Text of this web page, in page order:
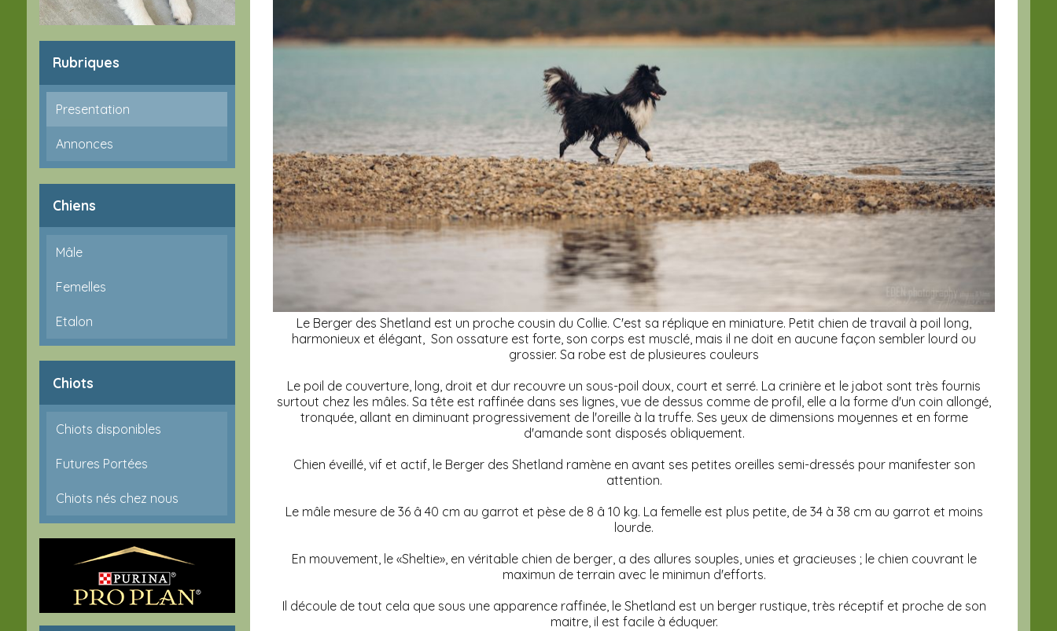
Rubriques
Presentation
Annonces
Chiens
Mâle
Femelles
Etalon
Chiots
Chiots disponibles
Futures Portées
Chiots nés chez nous
Le Berger des Shetland est un proche cousin du Collie. C'est sa réplique en miniature. Petit chien de travail à poil long,
harmonieux et élégant, Son ossature est forte, son corps est musclé, mais il ne doit en aucune façon sembler lourd ou
grossier. Sa robe est de plusieures couleurs
Le poil de couverture, long, droit et dur recouvre un sous-poil doux, court et serré. La crinière et le jabot sont très fournis
surtout chez les mâles. Sa tête est raffinée dans ses lignes, vue de dessus comme de profil, elle a la forme d'un coin allongé,
tronquée, allant en diminuant progressivement de l'oreille à la truffe. Ses yeux de dimensions moyennes et en forme
d'amande sont disposés obliquement.
Chien éveillé, vif et actif, le Berger des Shetland ramène en avant ses petites oreilles semi-dressés pour manifester son
attention.
Le mâle mesure de 36 â 40 cm au garrot et pèse de 8 â 10 kg. La femelle est plus petite, de 34 à 38 cm au garrot et moins
lourde.
En mouvement, le «Sheltie», en véritable chien de berger, a des allures souples, unies et gracieuses ; le chien couvrant le
maximun de terrain avec le minimun d'efforts.
Il découle de tout cela que sous une apparence raffinée, le Shetland est un berger rustique, très réceptif et proche de son
maitre, il est facile à éduquer.